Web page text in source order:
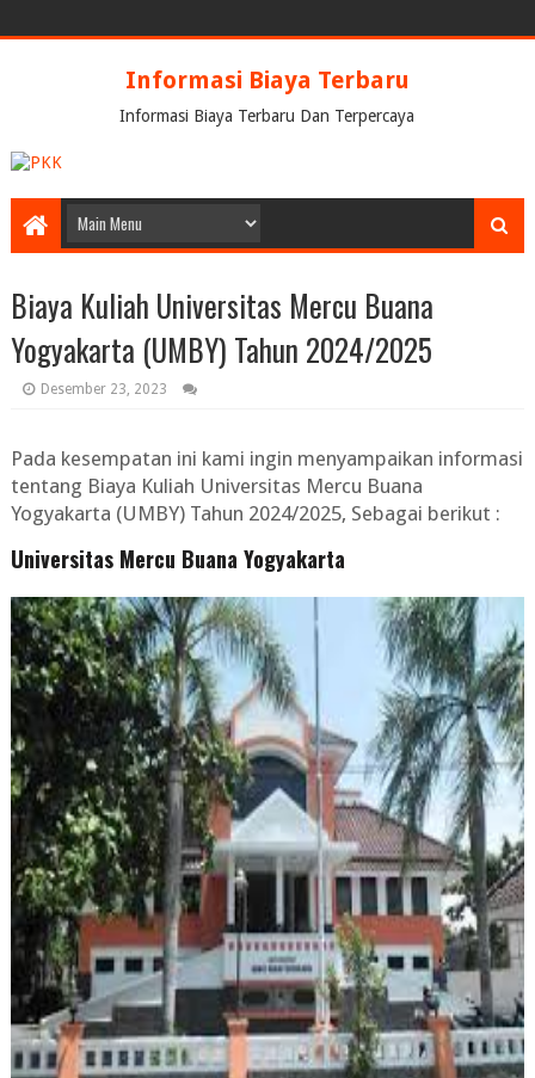
Informasi Biaya Terbaru
Informasi Biaya Terbaru Dan Terpercaya
Biaya Kuliah Universitas Mercu Buana
Yogyakarta (UMBY) Tahun 2024/2025
Desember 23, 2023
Pada kesempatan ini kami ingin menyampaikan informasi
tentang Biaya Kuliah Universitas Mercu Buana
Yogyakarta (UMBY) Tahun 2024/2025, Sebagai berikut :
Universitas Mercu Buana Yogyakarta